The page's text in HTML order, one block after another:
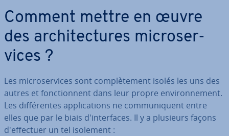
Comment mettre en œuvre
des ar­chi­tec­tures mi­cro­ser­
vices ?
Les mi­cro­ser­vices sont com­plè­te­ment isolés les uns des
autres et fonc­tion­nent dans leur propre en­vi­ron­ne­ment.
Les dif­fé­rentes ap­pli­ca­tions ne com­mu­ni­quent entre
elles que par le biais d'in­ter­faces. Il y a plusieurs façons
d'ef­fec­tuer un tel isolement :